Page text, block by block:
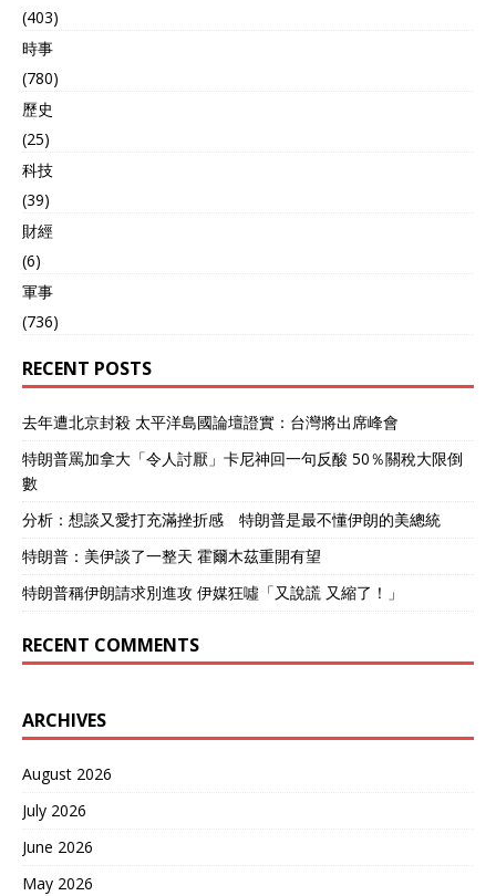
(403)
時事
(780)
歷史
(25)
科技
(39)
財經
(6)
軍事
(736)
RECENT POSTS
去年遭北京封殺 太平洋島國論壇證實：台灣將出席峰會
特朗普罵加拿大「令人討厭」卡尼神回一句反酸 50％關稅大限倒
數
分析：想談又愛打充滿挫折感 特朗普是最不懂伊朗的美總統
特朗普：美伊談了一整天 霍爾木茲重開有望
特朗普稱伊朗請求別進攻 伊媒狂噓「又說謊 又縮了！」
RECENT COMMENTS
ARCHIVES
August 2026
July 2026
June 2026
May 2026